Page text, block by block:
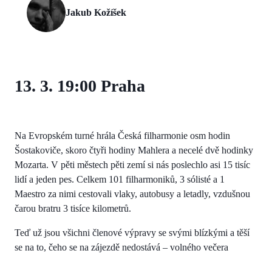
Jakub Kožíšek
13. 3. 19:00 Praha
Na Evropském turné hrála Česká filharmonie osm hodin
Šostakoviče, skoro čtyři hodiny Mahlera a necelé dvě hodinky
Mozarta. V pěti městech pěti zemí si nás poslechlo asi 15 tisíc
lidí a jeden pes. Celkem 101 filharmoniků, 3 sólisté a 1
Maestro za nimi cestovali vlaky, autobusy a letadly, vzdušnou
čarou bratru 3 tisíce kilometrů.
Teď už jsou všichni členové výpravy se svými blízkými a těší
se na to, čeho se na zájezdě nedostává – volného večera